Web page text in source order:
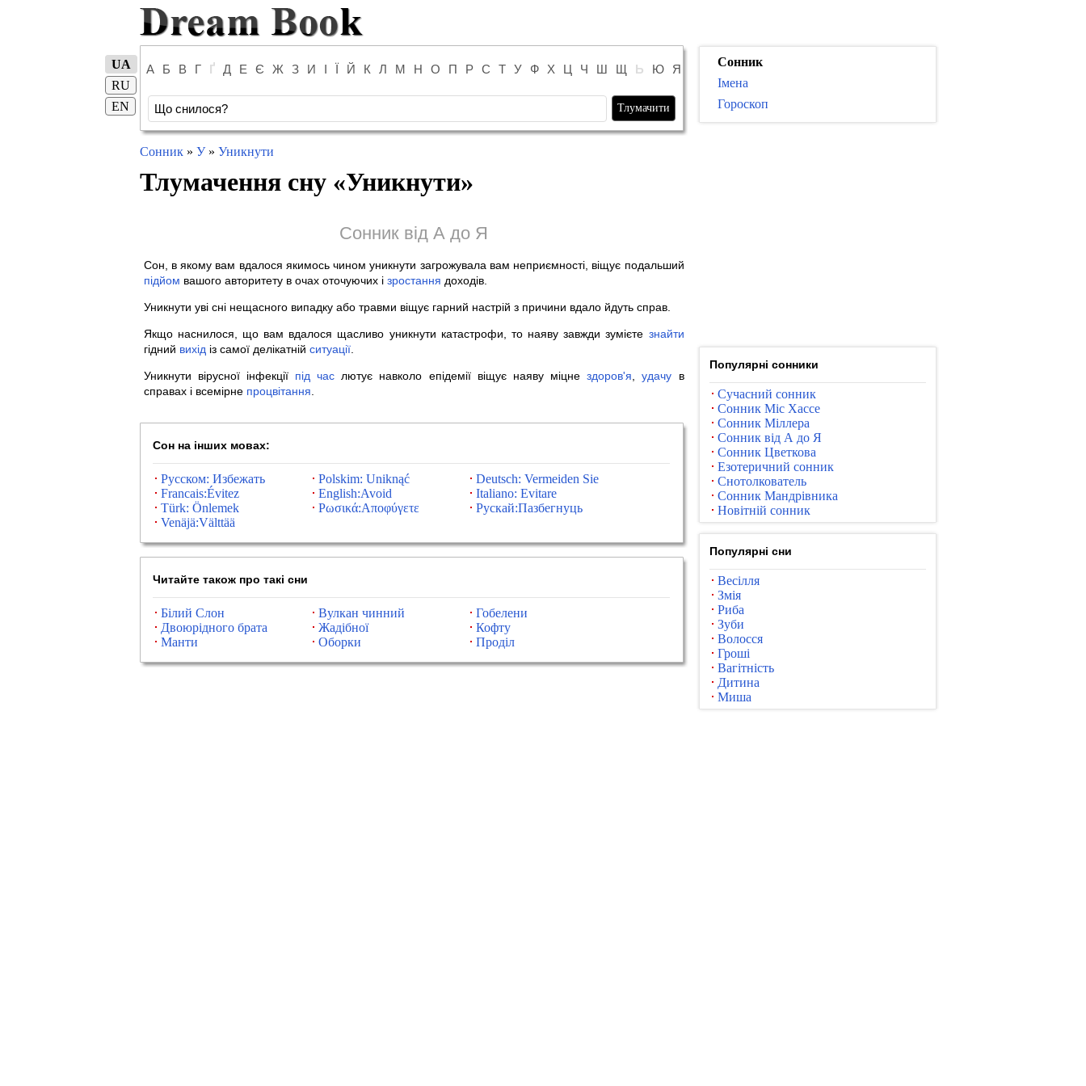
А Б В Г Ґ Д Е Є Ж З И І Ї Й К Л М Н О П Р С Т У Ф Х Ц Ч Ш Щ Ь Ю Я
UA
RU
EN
Сонник» У» Уникнути
Тлумачення сну «Уникнути»
Сонник від А до Я
Сон, в якому вам вдалося якимось чином уникнути загрожувала вам неприємності, віщує подальший
підйом вашого авторитету в очах оточуючих і зростання доходів.
Уникнути уві сні нещасного випадку або травми віщує гарний настрій з причини вдало йдуть справ.
Якщо наснилося, що вам вдалося щасливо уникнути катастрофи, то наяву завжди зумієте знайти
гідний вихід із самої делікатній ситуації.
Уникнути вірусної інфекції під час лютує навколо епідемії віщує наяву міцнездоров'я ,удачу в
справах і всемірне процвітання
Сон на інших мовах:
Русском: Избежать Polskim: Uniknąć
Deutsch: Vermeiden Sie
Francais:Évitez
English:Avoid
Italiano: Evitare
Türk: Önlemek
Ρωσικά:Αποφύγετε
Рускай:Пазбегнуць
Venäjä:Välttää
Читайте також про такі сни
Білий Слон Вулкан чинний
Гобелени
Двоюрідного брата
Жадібної
Кофту
Манти
Оборки Проділ
Сонник
Імена
Гороскоп
Популярні сонники
Сучасний сонник
Сонник Міс Хассе
Сонник Міллера
Сонник від А до Я
Сонник Цветкова
Езотеричний сонник
Снотолкователь
Сонник Мандрівника
Новітній сонник
Популярні сни
Весілля
Змія
Риба
Зуби
Волосся
Гроші
Вагітність
Дитина
Миша